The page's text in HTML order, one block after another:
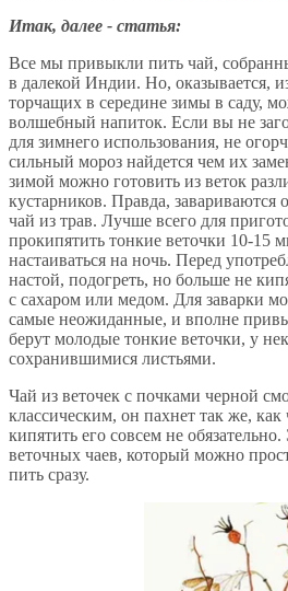
Итак, далее - статья:
Все мы привыкли пить чай,
в далекой Индии. Но, оказывается,
торчащих в середине зимы в саду,
волшебный напиток. Если вы не
для зимнего использования, не
сильный мороз найдется чем их
зимой можно готовить из веток
кустарников. Правда, завариваются
чай из трав. Лучше всего для
прокипятить тонкие веточки 10-15
настаиваться на ночь. Перед
настой, подогреть, но больше не
с сахаром или медом. Для заварки
самые неожиданные, и вполне
берут молодые тонкие веточки, у
сохранившимися листьями.
Чай из веточек с почками черной
классическим, он пахнет так же, как
кипятить его совсем не
веточных чаев, который можно
пить сразу.